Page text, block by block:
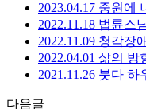
2023.04.17 중원에
2022.11.18 법륜스
2022.11.09 청각장
2022.04.01 삶의
2021.11.26 붓다
다음글